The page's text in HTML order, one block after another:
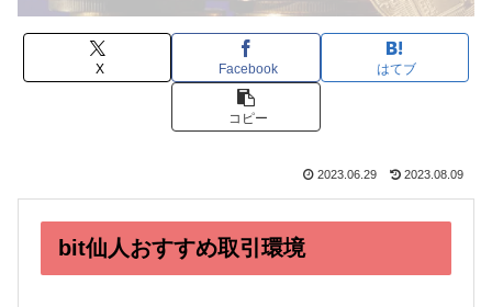
X Facebook はてブ
コピー
2023.06.29 2023.08.09
bit仙人おすすめ取引環境